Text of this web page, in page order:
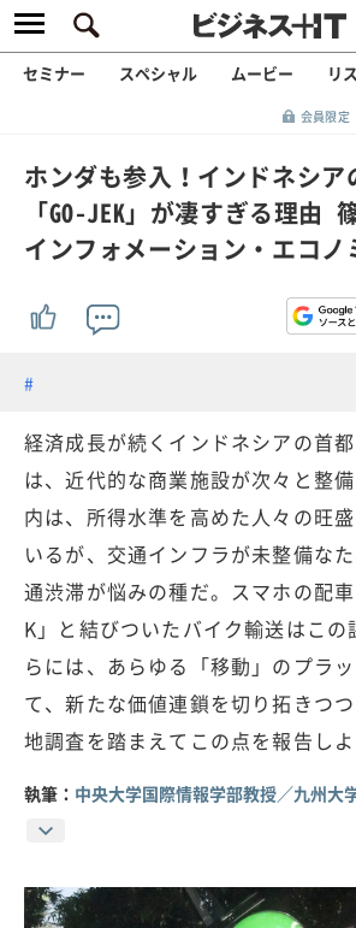
セミナー スペシャル ムービー リ
会員限定
ホンダも参入！インドネシア
「GO-JEK」が凄すぎる理由
インフォメーション・エコノ
経済成長が続くインドネシアの首
は、近代的な商業施設が次々と整
内は、所得水準を高めた人々の旺
いるが、交通インフラが未整備な
通渋滞が悩みの種だ。スマホの配
K」と結びついたバイク輸送はこの
らには、あらゆる「移動」のプラ
て、新たな価値連鎖を切り拓きつ
地調査を踏まえてこの点を報告しよ
執筆： 中央大学国際情報学部教授／九州大